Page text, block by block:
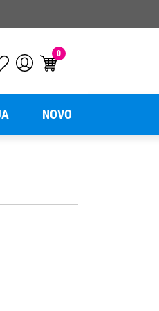
0
NOVO